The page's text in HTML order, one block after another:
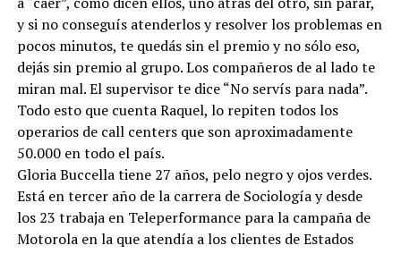
y si no conseguís atenderlos y resolver los problemas en
pocos minutos, te quedás sin el premio y no sólo eso,
dejás sin premio al grupo. Los compañeros de al lado te
miran mal. El supervisor te dice “No servís para nada”.
Todo esto que cuenta Raquel, lo repiten todos los
operarios de call centers que son aproximadamente
50.000 en todo el país.
Gloria Buccella tiene 27 años, pelo negro y ojos verdes.
Está en tercer año de la carrera de Sociología y desde
los 23 trabaja en Teleperformance para la campaña de
Motorola en la que atendía a los clientes de Estados